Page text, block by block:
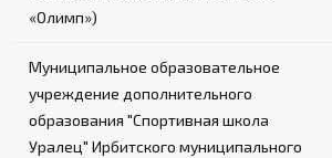
«Олимп»)
Муниципальное образовательное
учреждение дополнительного
образования "Спортивная школа
Уралец" Ирбитского муниципального